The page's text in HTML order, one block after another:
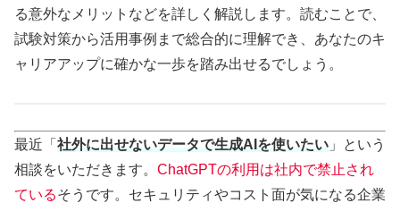
る意外なメリットなどを詳しく解説します。読むことで、
試験対策から活用事例まで総合的に理解でき、あなたのキ
ャリアアップに確かな一歩を踏み出せるでしょう。
最近「 社外に出せないデータで生成AIを使いたい 」という
相談をいただきます。 ChatGPTの利用は社内で禁止され
ているそうです。セキュリティやコスト面が気になる企業